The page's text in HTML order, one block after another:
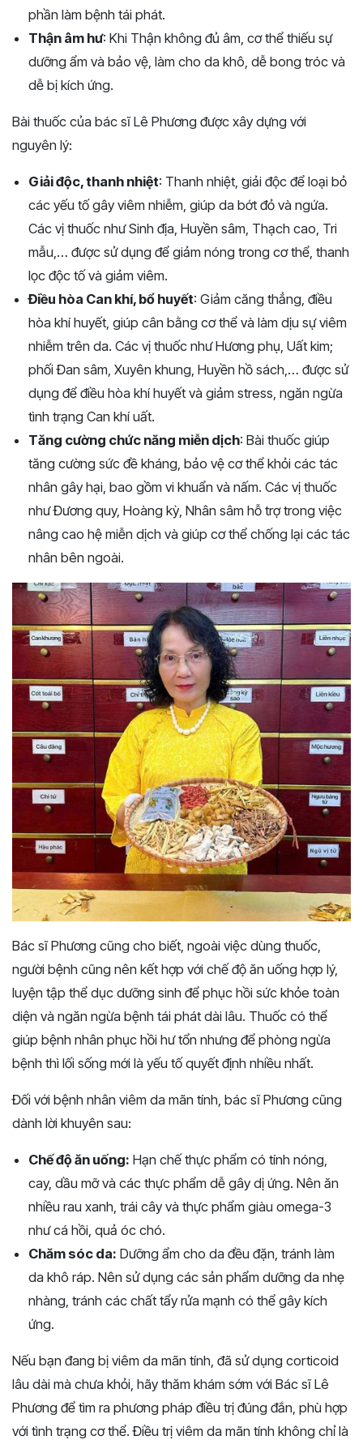
phần làm bệnh tái phát.
Thận âm hư: Khi Thận không đủ âm, cơ thể thiếu sự
dưỡng ẩm và bảo vệ, làm cho da khô, dễ bong tróc và
dễ bị kích ứng.
Bài thuốc của bác sĩ Lê Phương được xây dựng với
nguyên lý:
Giải độc, thanh nhiệt: Thanh nhiệt, giải độc để loại bỏ
các yếu tố gây viêm nhiễm, giúp da bớt đỏ và ngứa.
Các vị thuốc như Sinh địa, Huyền sâm, Thạch cao, Tri
mẫu,… được sử dụng để giảm nóng trong cơ thể, thanh
lọc độc tố và giảm viêm.
Điều hòa Can khí, bổ huyết: Giảm căng thẳng, điều
hòa khí huyết, giúp cân bằng cơ thể và làm dịu sự viêm
nhiễm trên da. Các vị thuốc như Hương phụ, Uất kim;
phối Đan sâm, Xuyên khung, Huyền hồ sách ,… được sử
dụng để điều hòa khí huyết và giảm stress, ngăn ngừa
tình trạng Can khí uất.
Tăng cường chức năng miễn dịch: Bài thuốc giúp
tăng cường sức đề kháng, bảo vệ cơ thể khỏi các tác
nhân gây hại, bao gồm vi khuẩn và nấm. Các vị thuốc
như Đương quy, Hoàng kỳ, Nhân sâm hỗ trợ trong việc
nâng cao hệ miễn dịch và giúp cơ thể chống lại các tác
nhân bên ngoài.
Bác sĩ Phương cũng cho biết, ngoài việc dùng thuốc,
người bệnh cũng nên kết hợp với chế độ ăn uống hợp lý,
luyện tập thể dục dưỡng sinh để phục hồi sức khỏe toàn
diện và ngăn ngừa bệnh tái phát dài lâu. Thuốc có thể
giúp bệnh nhân phục hồi hư tổn nhưng để phòng ngừa
bệnh thì lối sống mới là yếu tố quyết định nhiều nhất.
Đối với bệnh nhân viêm da mãn tính, bác sĩ Phương cũng
dành lời khuyên sau:
Chế độ ăn uống: Hạn chế thực phẩm có tính nóng,
cay, dầu mỡ và các thực phẩm dễ gây dị ứng. Nên ăn
nhiều rau xanh, trái cây và thực phẩm giàu omega-3
như cá hồi, quả óc chó.
Chăm sóc da: Dưỡng ẩm cho da đều đặn, tránh làm
da khô ráp. Nên sử dụng các sản phẩm dưỡng da nhẹ
nhàng, tránh các chất tẩy rửa mạnh có thể gây kích
ứng.
Nếu bạn đang bị viêm da mãn tính, đã sử dụng corticoid
lâu dài mà chưa khỏi, hãy thăm khám sớm với Bác sĩ Lê
Phương để tìm ra phương pháp điều trị đúng đắn, phù hợp
với tình trạng cơ thể. Điều trị viêm da mãn tính không chỉ là